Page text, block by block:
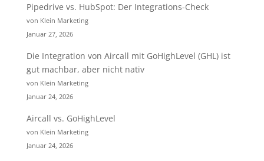
Pipedrive vs. HubSpot: Der Integrations-Check
von Klein Marketing
Januar 27, 2026
Die Integration von Aircall mit GoHighLevel (GHL) ist
gut machbar, aber nicht nativ
von Klein Marketing
Januar 24, 2026
Aircall vs. GoHighLevel
von Klein Marketing
Januar 24, 2026